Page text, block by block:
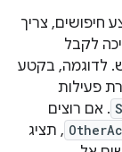
חיפושים, צריך
לקבל
לדוגמה, בקטע
פעילות
. אם רוצים
, תציג